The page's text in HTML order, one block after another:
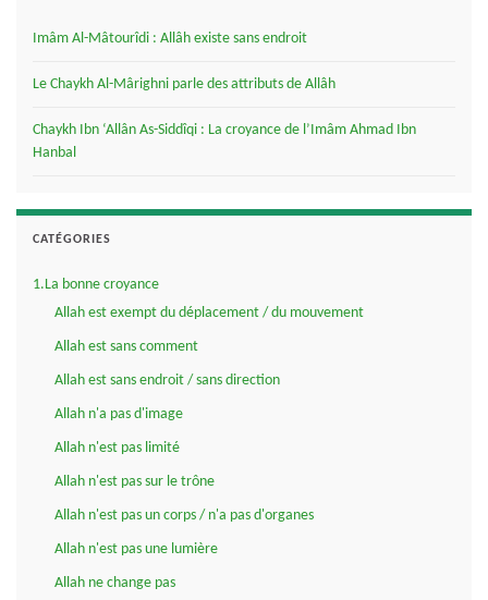
Imâm Al-Mâtourîdi : Allâh existe sans endroit
Le Chaykh Al-Mârighni parle des attributs de Allâh
Chaykh Ibn ‘Allân As-Siddîqi : La croyance de l’Imâm Ahmad Ibn
Hanbal
CATÉGORIES
1.La bonne croyance
Allah est exempt du déplacement / du mouvement
Allah est sans comment
Allah est sans endroit / sans direction
Allah n'a pas d'image
Allah n'est pas limité
Allah n'est pas sur le trône
Allah n'est pas un corps / n'a pas d'organes
Allah n'est pas une lumière
Allah ne change pas